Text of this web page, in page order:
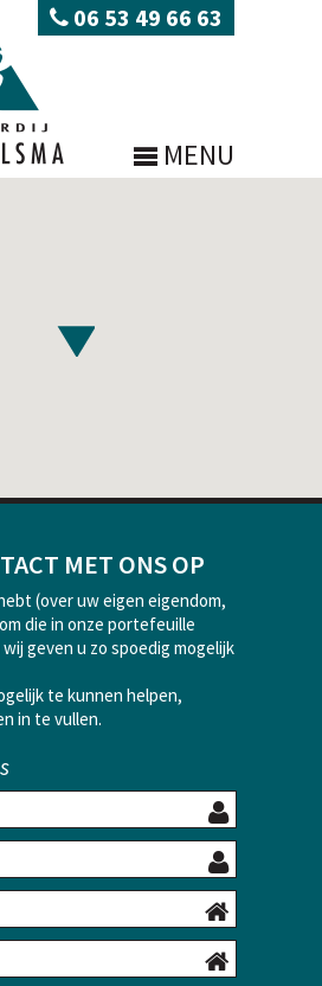
06 53 49 66 63
MENU
MET ONS OP
(over uw eigen eigendom,
die in onze portefeuille
geven u zo spoedig mogelijk
te kunnen helpen,
in te vullen.